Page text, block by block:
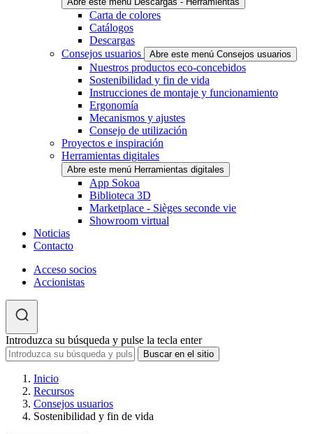
Carta de colores
Catálogos
Descargas
Consejos usuarios
Abre este menú Consejos usuarios
Nuestros productos eco-concebidos
Sostenibilidad y fin de vida
Instrucciones de montaje y funcionamiento
Ergonomía
Mecanismos y ajustes
Consejo de utilización
Proyectos e inspiración
Herramientas digitales
Abre este menú Herramientas digitales
App Sokoa
Biblioteca 3D
Marketplace - Sièges seconde vie
Showroom virtual
Noticias
Contacto
Acceso socios
Accionistas
Introduzca su búsqueda y pulse la tecla enter
Inicio
Recursos
Consejos usuarios
Sostenibilidad y fin de vida